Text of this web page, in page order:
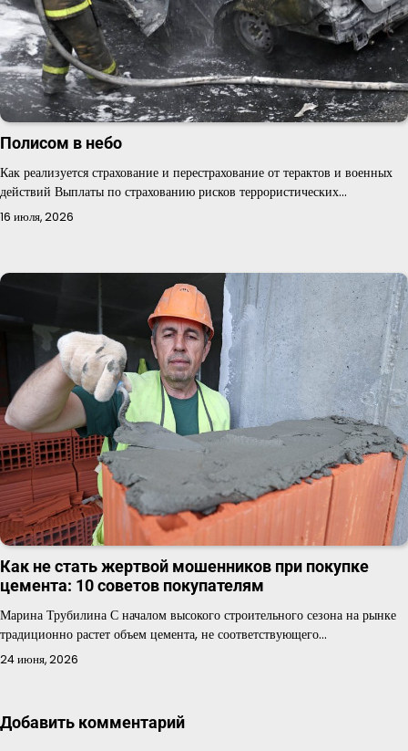
Полисом в небо
Как реализуется страхование и перестрахование от терактов и военных
действий Выплаты по страхованию рисков террористических…
16 июля, 2026
Как не стать жертвой мошенников при покупке
цемента: 10 советов покупателям
Марина Трубилина С началом высокого строительного сезона на рынке
традиционно растет объем цемента, не соответствующего…
24 июня, 2026
Добавить комментарий